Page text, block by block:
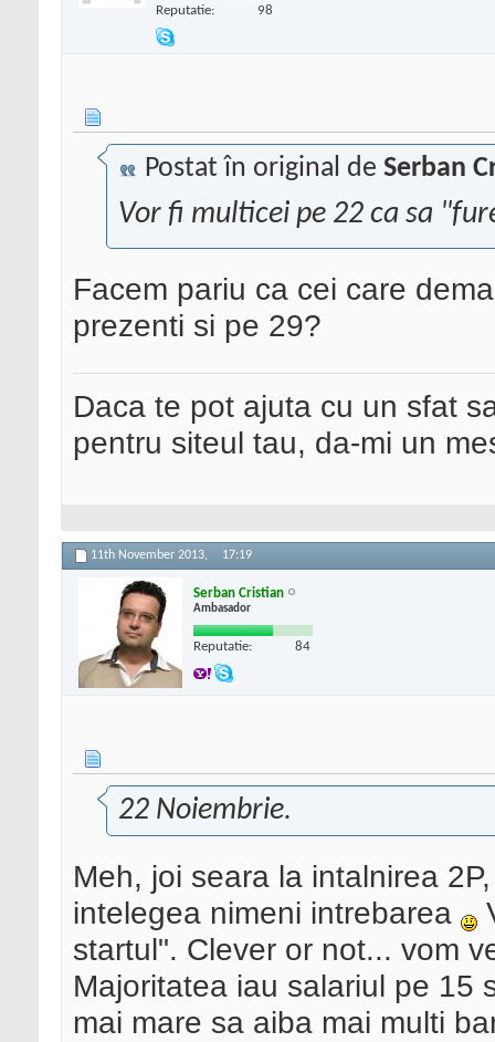
Reputatie: 98
Postat în original de Serban
Vor fi multicei pe 22 ca sa
Facem pariu ca cei care
prezenti si pe 29?
Daca te pot ajuta cu un sfat
pentru siteul tau, da-mi un
11th November 2013, 17:19
Serban Cristian
Ambasador
Reputatie: 84
22 Noiembrie.
Meh, joi seara la intalnirea
intelegea nimeni intrebarea
startul". Clever or not... vom
Majoritatea iau salariul pe 15
mai mare sa aiba mai multi